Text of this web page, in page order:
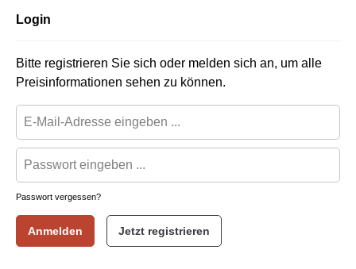
Login
Bitte registrieren Sie sich oder melden sich an, um alle
Preisinformationen sehen zu können.
Passwort vergessen?
Anmelden Jetzt registrieren